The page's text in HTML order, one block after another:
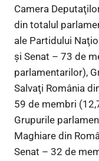
Camera
din totalul
ale Partidului
şi Senat – 73 de
parlamentarilor),
Salvaţi România
59 de membri
Grupurile
Maghiare din
Senat – 32 de